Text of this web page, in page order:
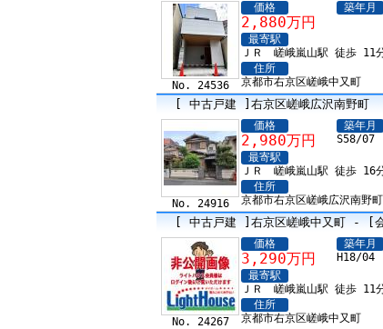
No. 24536
価格
2,880万円
築年月
最寄駅
ＪＲ 嵯峨嵐山駅 徒歩 11
住所
京都市右京区嵯峨中又町
[ 中古戸建 ]右京区嵯峨広沢南野町
No. 24916
価格
2,980万円
築年月
S58/07
最寄駅
ＪＲ 嵯峨嵐山駅 徒歩 16
住所
京都市右京区嵯峨広沢南野町
[ 中古戸建 ]右京区嵯峨中又町 - [会
No. 24267
価格
3,290万円
築年月
H18/04
最寄駅
ＪＲ 嵯峨嵐山駅 徒歩 11
住所
京都市右京区嵯峨中又町